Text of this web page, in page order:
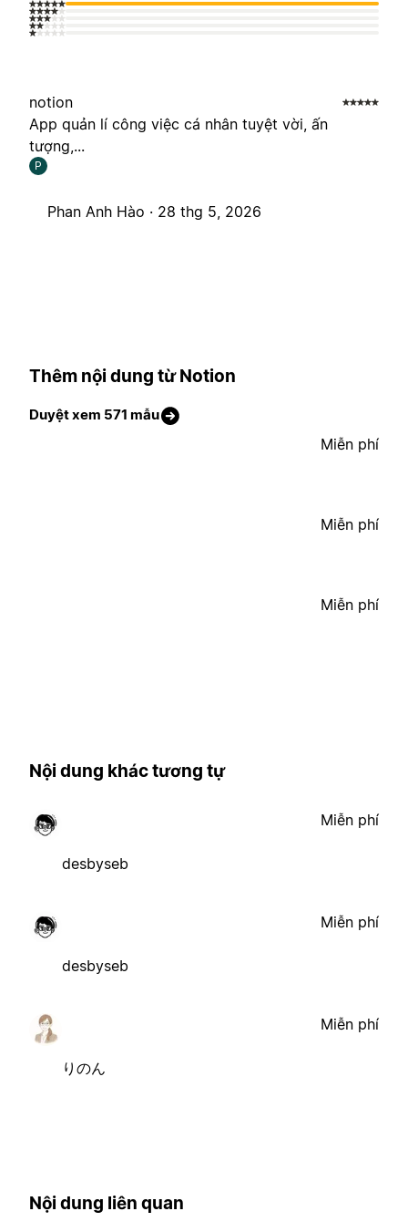
notion
App quản lí công việc cá nhân tuyệt vời, ấn
tượng,...
P
Phan Anh Hào · 28 thg 5, 2026
Thêm nội dung từ Notion
Duyệt xem 571 mẫu
Miễn phí
Miễn phí
Miễn phí
Nội dung khác tương tự
desbyseb
Miễn phí
desbyseb
Miễn phí
りのん
Miễn phí
Nội dung liên quan